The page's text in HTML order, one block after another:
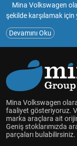
Mina Volkswagen
şekilde karşılamak için
deneyimimiz ve
hizmet sunmayı
parça satışıyla, araç
Volkswagen Audi
parçaları bulabilir,
artırabilirsiniz.Müşteri
uzman ekibimizle size
Aracınızın her
hizmet vermekten
Mina Volkswagen
güvenliği için
Devamını Oku
Mina Volkswagen
faaliyet gösteriyoruz.
marka araçlara ait
Geniş stoklarımızda
parçaları bulabilirsiniz.